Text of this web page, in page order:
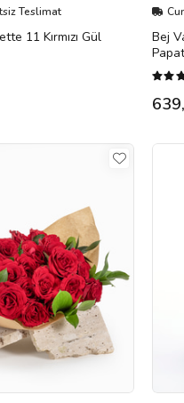
Teslimat
11 Kırmızı Gül
Bej